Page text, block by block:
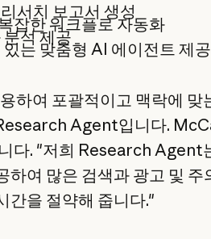
서치 보고서 생성
잡한 워크플로 자동화
분석 제공
는 맞춤형 AI 에이전트 제공
하여 포괄적이고 맥락에 맞
Agent입니다.
다. "저희 Research Agent
하여 많은 검색과 광고 및 주
간을 절약해 줍니다."